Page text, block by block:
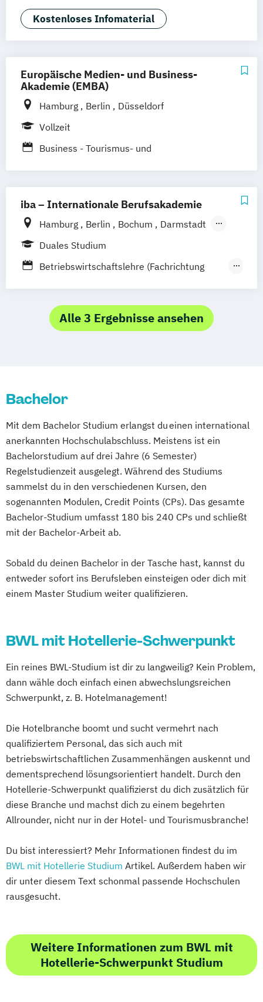
Frankfurt am Main Hamm Zürich
Kostenloses Infomaterial
Europäische Medien- und Business-
Akademie (EMBA)
Hamburg Berlin
Düsseldorf
Vollzeit
Business - Tourismus- und
iba – Internationale Berufsakademie
Hamburg Berlin Bochum
Darmstadt
Erfurt
Heidelberg
Online-Campus
Duales Studium
Betriebswirtschaftslehre (Fachrichtung
Hotel- und Tourismusmanagement)
Alle 3 Ergebnisse ansehen
Bachelor
Mit dem Bachelor Studium erlangst du einen international
anerkannten Hochschulabschluss. Meistens ist ein
Bachelorstudium auf drei Jahre (6 Semester)
Regelstudienzeit ausgelegt. Während des Studiums
sammelst du in den verschiedenen Kursen, den
sogenannten Modulen, Credit Points (CPs). Das gesamte
Bachelor-Studium umfasst 180 bis 240 CPs und schließt
mit der Bachelor-Arbeit ab.
Sobald du deinen Bachelor in der Tasche hast, kannst du
entweder sofort ins Berufsleben einsteigen oder dich mit
einem Master Studium weiter qualifizieren.
BWL mit Hotellerie-Schwerpunkt
Ein reines BWL-Studium ist dir zu langweilig? Kein Problem,
dann wähle doch einfach einen abwechslungsreichen
Schwerpunkt, z. B. Hotelmanagement!
Die Hotelbranche boomt und sucht vermehrt nach
qualifiziertem Personal, das sich auch mit
betriebswirtschaftlichen Zusammenhängen auskennt und
dementsprechend lösungsorientiert handelt. Durch den
Hotellerie-Schwerpunkt qualifizierst du dich zusätzlich für
diese Branche und machst dich zu einem begehrten
Allrounder, nicht nur in der Hotel- und Tourismusbranche!
Du bist interessiert? Mehr Informationen findest du im
BWL mit Hotellerie Studium Artikel. Außerdem haben wir
dir unter diesem Text schonmal passende Hochschulen
rausgesucht.
Weitere Informationen zum BWL mit
Hotellerie-Schwerpunkt Studium